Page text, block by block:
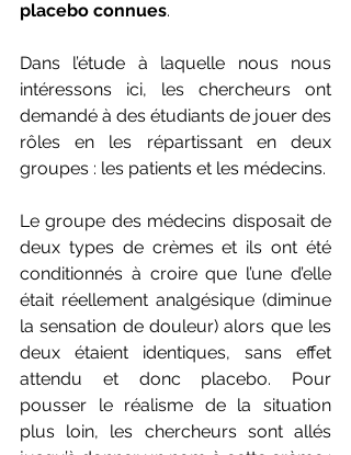
placebo connues.
Dans l’étude à laquelle nous nous
intéressons ici, les chercheurs ont
demandé à des étudiants de jouer des
rôles en les répartissant en deux
groupes : les patients et les médecins.
Le groupe des médecins disposait de
deux types de crèmes et ils ont été
conditionnés à croire que l’une d’elle
était réellement analgésique (diminue
la sensation de douleur) alors que les
deux étaient identiques, sans effet
attendu et donc placebo. Pour
pousser le réalisme de la situation
plus loin, les chercheurs sont allés